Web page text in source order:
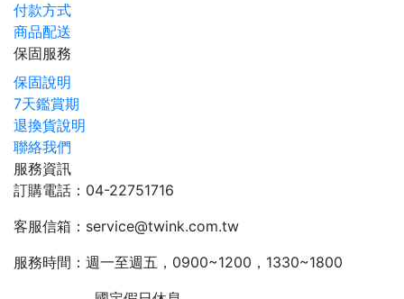
付款方式
商品配送
保固服務
保固說明
7天鑑賞期
退換貨說明
聯絡我們
服務資訊
訂購電話：04-22751716
客服信箱：service@twink.com.tw
服務時間：週一至週五，0900~1200，1330~1800